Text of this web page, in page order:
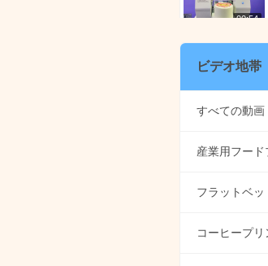
00:54
00:55
ビデオ地帯
すべての動画
産業用フード
フラットベ
コーヒープリ